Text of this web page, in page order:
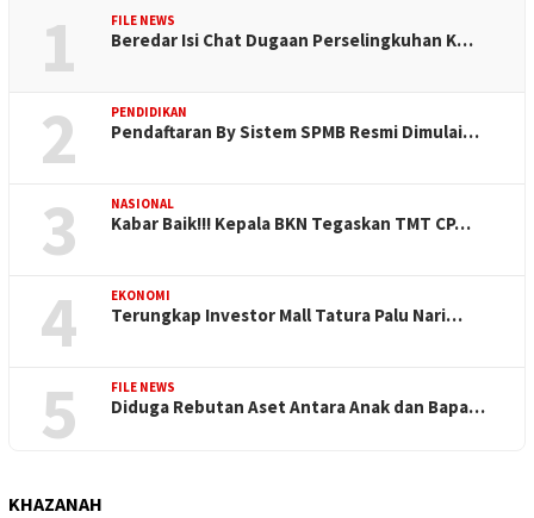
1 FILE NEWS
Beredar Isi Chat Dugaan Perselingkuhan K…
2 PENDIDIKAN
Pendaftaran By Sistem SPMB Resmi Dimulai…
3 NASIONAL
Kabar Baik!!! Kepala BKN Tegaskan TMT CP…
4 EKONOMI
Terungkap Investor Mall Tatura Palu Nari…
5 FILE NEWS
Diduga Rebutan Aset Antara Anak dan Bapa…
KHAZANAH